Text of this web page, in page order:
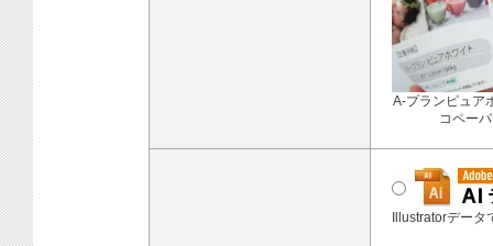
A-プランピュア
コペー
Illustratorデータ